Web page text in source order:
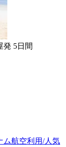
発 5日間
ム航空利用/人気